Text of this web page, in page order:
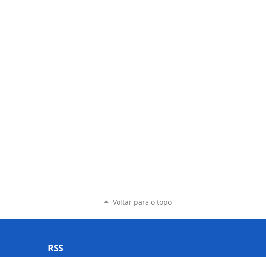
Voltar para o topo
RSS